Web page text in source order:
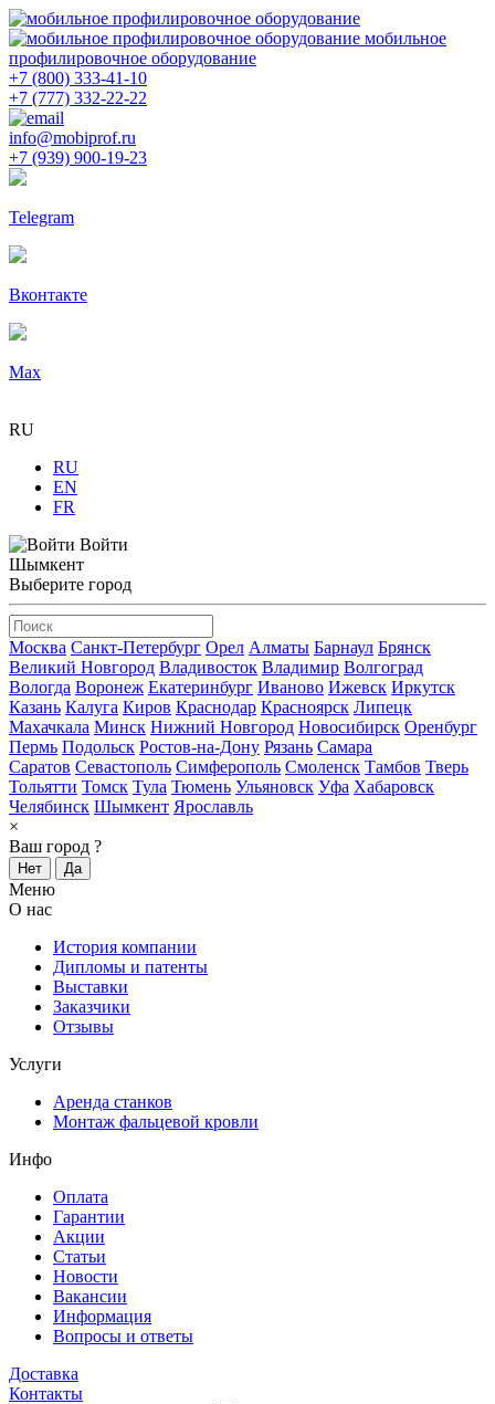
мобильное
профилировочное оборудование
+7 (800) 333-41-10
+7 (777) 332-22-22
info@mobiprof.ru
+7 (939) 900-19-23
Telegram
Вконтакте
Max
RU
RU
EN
FR
Войти
Шымкент
Выберите город
Москва Санкт-Петербург Орел Алматы Барнаул Брянск
Великий Новгород Владивосток Владимир Волгоград
Вологда Воронеж Екатеринбург Иваново Ижевск Иркутск
Казань Калуга Киров Краснодар Красноярск Липецк
Махачкала Минск Нижний Новгород Новосибирск Оренбург
Пермь Подольск Ростов-на-Дону Рязань Самара
Саратов Севастополь Симферополь Смоленск Тамбов Тверь
Тольятти Томск Тула Тюмень Ульяновск Уфа Хабаровск
Челябинск Шымкент Ярославль
×
Ваш город ?
Нет Да
Меню
О нас
История компании
Дипломы и патенты
Выставки
Заказчики
Отзывы
Услуги
Аренда станков
Монтаж фальцевой кровли
Инфо
Оплата
Гарантии
Акции
Статьи
Новости
Вакансии
Информация
Вопросы и ответы
Доставка
Контакты